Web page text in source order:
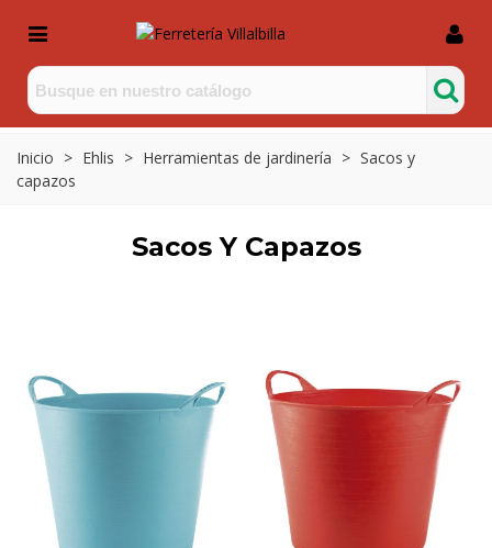
Inicio > Ehlis > Herramientas de jardinería > Sacos y
capazos
Sacos Y Capazos